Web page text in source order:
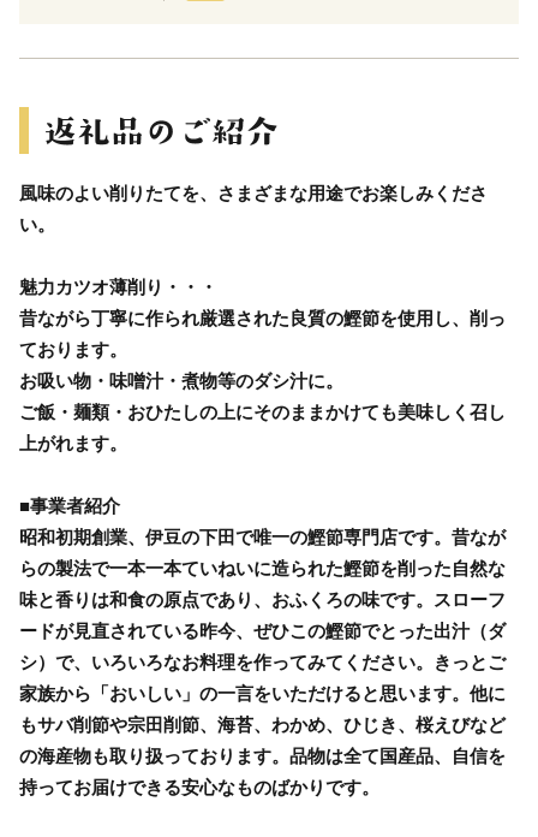
風味のよい削りたてを、さまざまな用途でお楽しみくださ
い。
魅力カツオ薄削り・・・
昔ながら丁寧に作られ厳選された良質の鰹節を使用し、削っ
ております。
お吸い物・味噌汁・煮物等のダシ汁に。
ご飯・麺類・おひたしの上にそのままかけても美味しく召し
上がれます。
■事業者紹介
昭和初期創業、伊豆の下田で唯一の鰹節専門店です。昔なが
らの製法で一本一本ていねいに造られた鰹節を削った自然な
味と香りは和食の原点であり、おふくろの味です。スローフ
ードが見直されている昨今、ぜひこの鰹節でとった出汁（ダ
シ）で、いろいろなお料理を作ってみてください。きっとご
家族から「おいしい」の一言をいただけると思います。他に
もサバ削節や宗田削節、海苔、わかめ、ひじき、桜えびなど
の海産物も取り扱っております。品物は全て国産品、自信を
持ってお届けできる安心なものばかりです。